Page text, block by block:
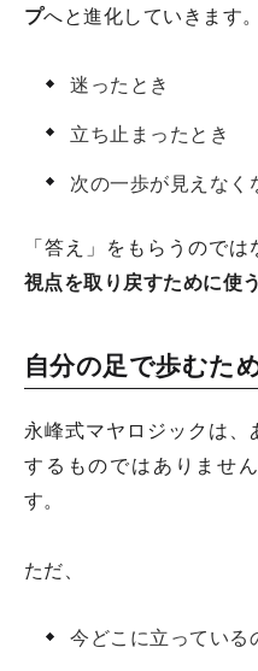
プへと進化していきます。
迷ったとき
立ち止まったとき
次の一歩が見えなく
「答え」をもらうのでは
視点を取り戻すために使
自分の足で歩むた
永峰式マヤロジックは
するものではありませ
す。
ただ、
今どこに立っている